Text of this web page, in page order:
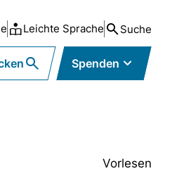
Leichte Sprache Suche
Spenden
Vorlesen